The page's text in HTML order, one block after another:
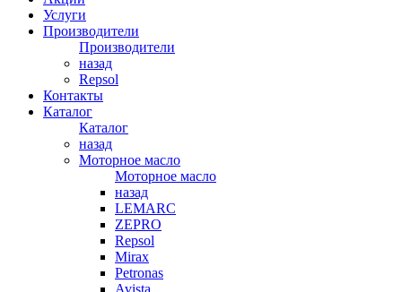
Услуги
Производители
Производители
назад
Repsol
Контакты
Каталог
Каталог
назад
Моторное масло
Моторное масло
назад
LEMARC
ZEPRO
Repsol
Mirax
Petronas
Avista